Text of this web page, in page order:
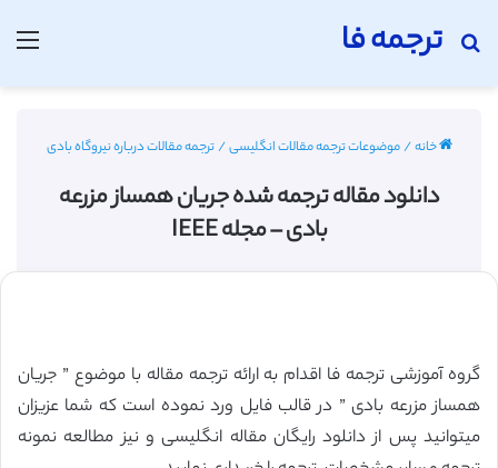
ترجمه فا
جستجو برای
خانه/موضوعات ترجمه مقالات انگلیسی/ترجمه مقالات درباره نیروگاه بادی
دانلود مقاله ترجمه شده جریان همساز مزرعه
بادی – مجله IEEE
گروه آموزشی ترجمه فا اقدام به ارائه ترجمه مقاله با موضوع ” جریان
همساز مزرعه بادی ” در قالب فایل ورد نموده است که شما عزیزان
میتوانید پس از دانلود رایگان مقاله انگلیسی و نیز مطالعه نمونه